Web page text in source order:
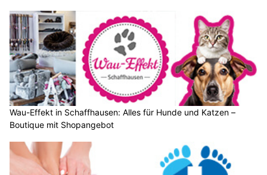
Wau-Effekt in Schaffhausen: Alles für Hunde und Katzen –
Boutique mit Shopangebot